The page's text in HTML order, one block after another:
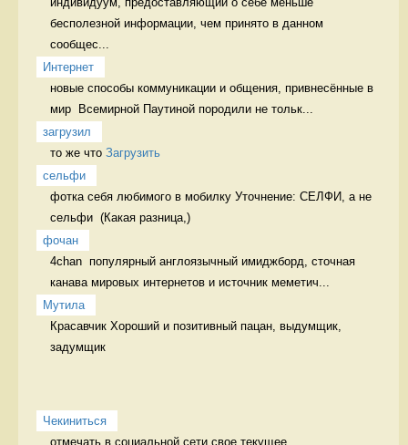
бесполезной информации, чем принято в данном
сообщес...
Интернет
новые способы коммуникации и общения, привнесённые в
мир  Всемирной Паутиной породили не тольк...
загрузил
то же что Загрузить
сельфи
фотка себя любимого в мобилку Уточнение: СЕЛФИ, а не
фочан
4chan  популярный англоязычный имиджборд, сточная
канава мировых интернетов и источник меметич...
Мутила
Красавчик Хороший и позитивный пацан, выдумщик,
задумщик
Чекиниться
отмечать в социальной сети свое текущее